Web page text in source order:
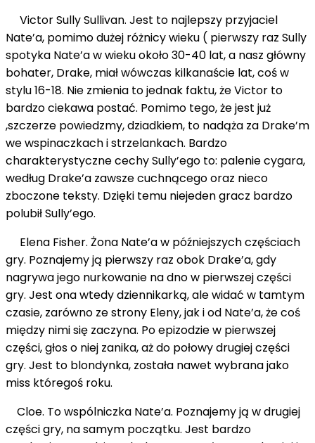
Victor Sully Sullivan. Jest to najlepszy przyjaciel
Nate’a, pomimo dużej różnicy wieku ( pierwszy raz Sully
spotyka Nate’a w wieku około 30-40 lat, a nasz główny
bohater, Drake, miał wówczas kilkanaście lat, coś w
stylu 16-18. Nie zmienia to jednak faktu, że Victor to
bardzo ciekawa postać. Pomimo tego, że jest już
,szczerze powiedzmy, dziadkiem, to nadąża za Drake’m
we wspinaczkach i strzelankach. Bardzo
charakterystyczne cechy Sully’ego to: palenie cygara,
według Drake’a zawsze cuchnącego oraz nieco
zboczone teksty. Dzięki temu niejeden gracz bardzo
polubił Sully’ego.
Elena Fisher. Żona Nate’a w późniejszych częściach
gry. Poznajemy ją pierwszy raz obok Drake’a, gdy
nagrywa jego nurkowanie na dno w pierwszej części
gry. Jest ona wtedy dziennikarką, ale widać w tamtym
czasie, zarówno ze strony Eleny, jak i od Nate’a, że coś
między nimi się zaczyna. Po epizodzie w pierwszej
części, głos o niej zanika, aż do połowy drugiej części
gry. Jest to blondynka, została nawet wybrana jako
miss któregoś roku.
Cloe. To wspólniczka Nate’a. Poznajemy ją w drugiej
części gry, na samym początku. Jest bardzo